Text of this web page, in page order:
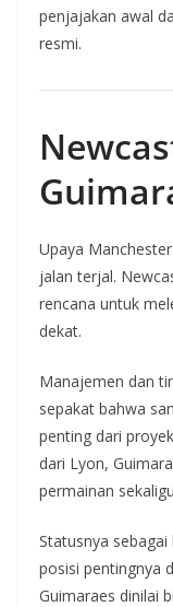
penjajakan awal
resmi.
Upaya
jalan terjal.
rencana untuk
dekat.
Manajemen dan
sepakat bahwa
penting dari
dari Lyon,
permainan
Statusnya
posisi pentingnya
Guimaraes dinilai